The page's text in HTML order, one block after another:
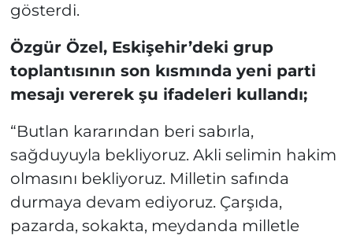
gösterdi.
Özgür Özel, Eskişehir’deki grup
toplantısının son kısmında yeni parti
mesajı vererek şu ifadeleri kullandı;
“Butlan kararından beri sabırla,
sağduyuyla bekliyoruz. Akli selimin hakim
olmasını bekliyoruz. Milletin safında
durmaya devam ediyoruz. Çarşıda,
pazarda, sokakta, meydanda milletle